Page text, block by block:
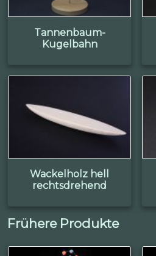
Tannenbaum-
Kugelbahn
Wackelholz hell
rechtsdrehend
Frühere Produkte